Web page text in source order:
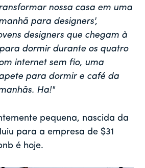
nossa casa em uma
para designers',
designers que chegam à
dormir durante os quatro
internet sem fio, uma
para dormir e café da
Ha!"
pequena, nascida da
para a empresa de $31
é hoje.